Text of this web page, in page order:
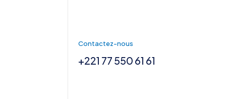
Contactez-nous
+221 77 550 61 61